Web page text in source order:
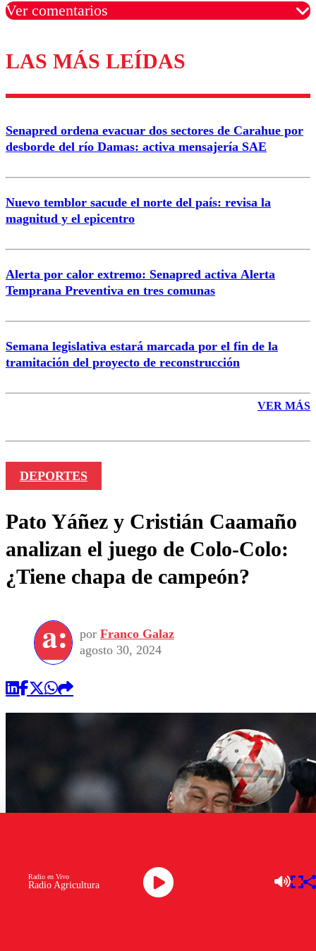
Ver comentarios
Los comentarios son moderados para garantizar un
diálogo respetuoso.
Nombre
Correo
LAS MÁS LEÍDAS
Senapred ordena evacuar dos sectores de Carahue por
desborde del río Damas: activa mensajería SAE
Nuevo temblor sacude el norte del país: revisa la
magnitud y el epicentro
Alerta por calor extremo: Senapred activa Alerta
Temprana Preventiva en tres comunas
Semana legislativa estará marcada por el fin de la
tramitación del proyecto de reconstrucción
VER MÁS
DEPORTES
Pato Yáñez y Cristián Caamaño
analizan el juego de Colo-Colo:
¿Tiene chapa de campeón?
por Franco Galaz
agosto 30, 2024
Radio Agricultura
Radio en Vivo